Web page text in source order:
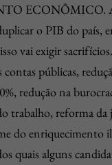
ECONÔMICO.
o PIB do país,
vai exigir
contas públicas,
redução na
trabalho, reforma da
do enriquecimento
quais alguns